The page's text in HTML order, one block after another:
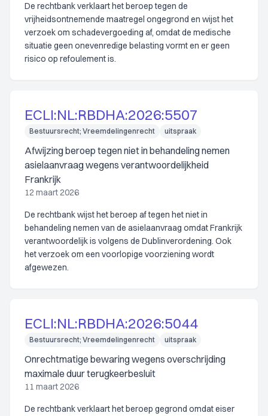
De rechtbank verklaart het beroep tegen de
vrijheidsontnemende maatregel ongegrond en wijst het
verzoek om schadevergoeding af, omdat de medische
situatie geen onevenredige belasting vormt en er geen
risico op refoulement is.
ECLI:NL:RBDHA:2026:5507
Bestuursrecht; Vreemdelingenrecht uitspraak
Afwijzing beroep tegen niet in behandeling nemen
asielaanvraag wegens verantwoordelijkheid
Frankrijk
12 maart 2026
De rechtbank wijst het beroep af tegen het niet in
behandeling nemen van de asielaanvraag omdat Frankrijk
verantwoordelijk is volgens de Dublinverordening. Ook
het verzoek om een voorlopige voorziening wordt
afgewezen.
ECLI:NL:RBDHA:2026:5044
Bestuursrecht; Vreemdelingenrecht uitspraak
Onrechtmatige bewaring wegens overschrijding
maximale duur terugkeerbesluit
11 maart 2026
De rechtbank verklaart het beroep gegrond omdat eiser